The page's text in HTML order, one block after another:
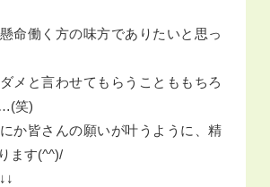
命働く方の味方でありたいと思っ
メと言わせてもらうことももちろ
笑)
か皆さんの願いが叶うように、精
ます(^^)/